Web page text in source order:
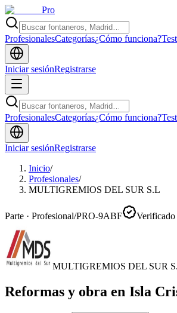
Pro
ProfesionalesCategorías¿Cómo funciona?
Iniciar sesiónRegistrarse
ProfesionalesCategorías¿Cómo funciona?
Iniciar sesiónRegistrarse
Inicio/
Profesionales/
MULTIGREMIOS DEL SUR S.L
Parte · Profesional/PRO-9ABF Verificado
MULTIGREMIOS DEL SUR
Reformas y obra en Isla